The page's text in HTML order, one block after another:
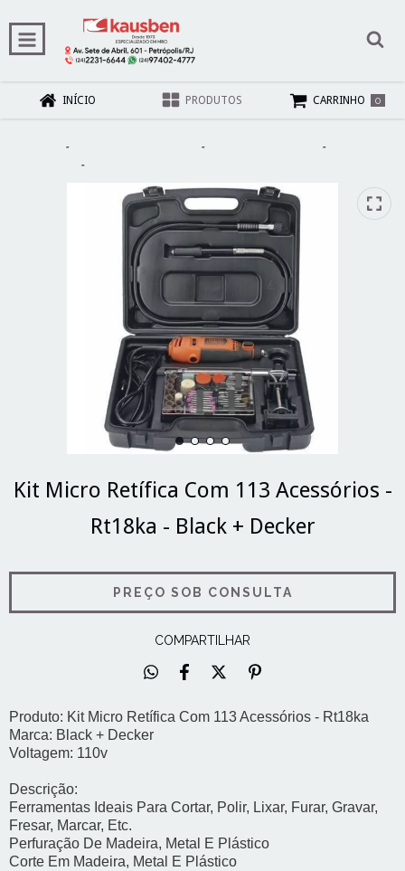
INÍCIO PRODUTOS CARRINHO 0
- - -
-
Kit Micro Retífica Com 113 Acessórios -
Rt18ka - Black + Decker
COMPARTILHAR
Produto: Kit Micro Retífica Com 113 Acessórios - Rt18ka
Marca: Black + Decker
Voltagem: 110v
Descrição:
Ferramentas Ideais Para Cortar, Polir, Lixar, Furar, Gravar,
Fresar, Marcar, Etc.
Perfuração De Madeira, Metal E Plástico
Corte Em Madeira, Metal E Plástico